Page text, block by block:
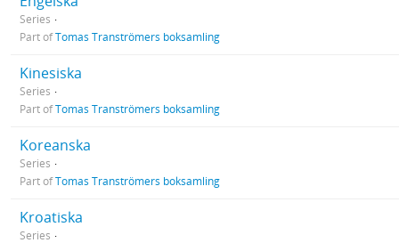
Series
Part ofTomas Tranströmers boksamling
Kinesiska
Series
Part ofTomas Tranströmers boksamling
Koreanska
Series
Part ofTomas Tranströmers boksamling
Kroatiska
Series